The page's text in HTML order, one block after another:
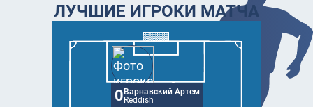
ЛУЧШИЕ ИГРОКИ МАТЧА
0Варнавский Артем
Reddish